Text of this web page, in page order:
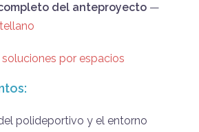
del anteproyecto —
soluciones por espacios
polideportivo y el entorno